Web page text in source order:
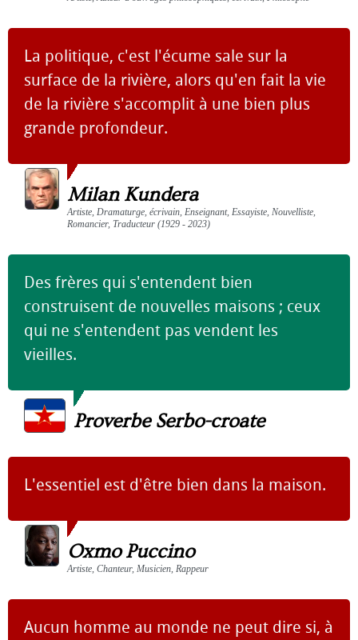
La politique, c'est l'écume sale sur la
surface de la rivière, alors qu'en fait la vie
de la rivière s'accomplit à une bien plus
grande profondeur.
Milan Kundera
Artiste, Dramaturge, écrivain, Enseignant, Essayiste, Nouvelliste,
Romancier, Traducteur (1929 - 2023)
Des frères qui s'entendent bien
construisent de nouvelles maisons ; ceux
qui ne s'entendent pas vendent les
vieilles.
Proverbe Serbo-croate
L'essentiel est d'être bien dans la maison.
Oxmo Puccino
Artiste, Chanteur, Musicien, Rappeur
Aucun homme au monde ne peut dire si, à